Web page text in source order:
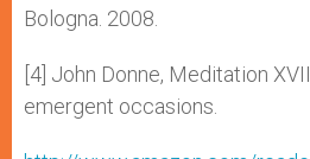
Bologna. 2008.
[4] John Donne, Meditation
emergent occasions.